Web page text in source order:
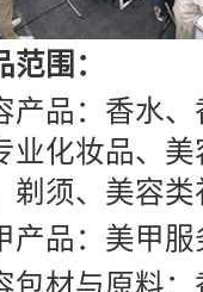
范围：
产品：香水
业化妆品、
剃须、美容类
产品：美甲
包材与原料